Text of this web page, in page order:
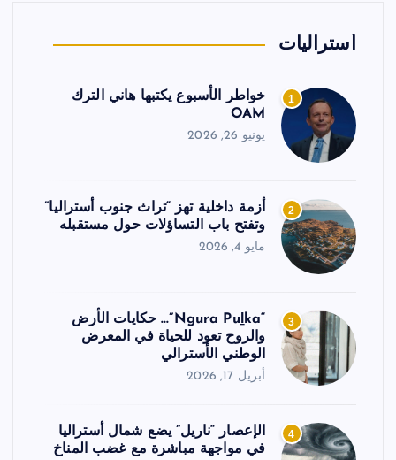
أستراليات
1
خواطر الأسبوع يكتبها هاني الترك
OAM
يونيو 26, 2026
2
أزمة داخلية تهز “تراث جنوب أستراليا”
وتفتح باب التساؤلات حول مستقبله
مايو 4, 2026
3
“Ngura Puḻka”… حكايات الأرض
والروح تعود للحياة في المعرض
الوطني الأسترالي
أبريل 17, 2026
4
الإعصار “ناريل” يضع شمال أستراليا
في مواجهة مباشرة مع غضب المناخ